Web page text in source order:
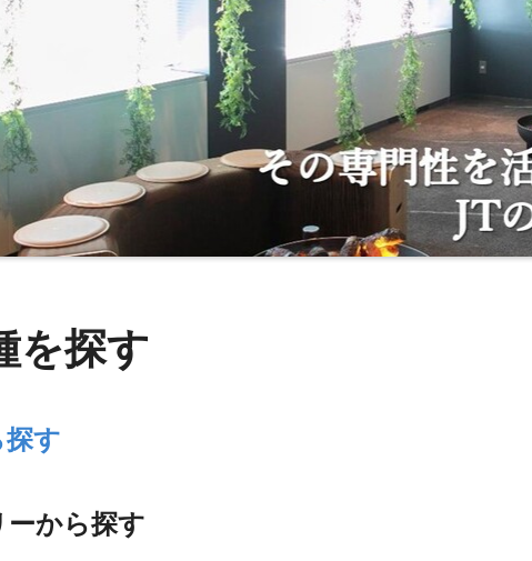
を探す
す
から探す